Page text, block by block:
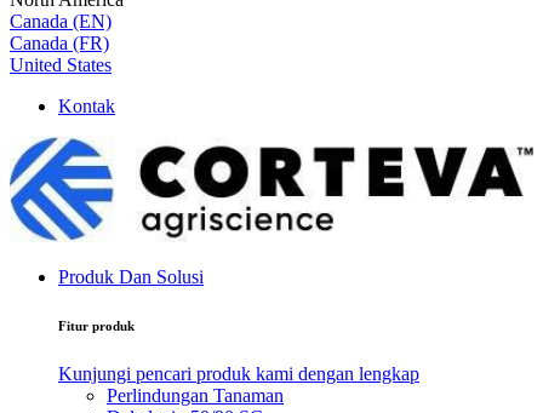
Canada (EN)
Canada (FR)
United States
Kontak
Produk Dan Solusi
Fitur produk
Kunjungi pencari produk kami dengan lengkap
Perlindungan Tanaman